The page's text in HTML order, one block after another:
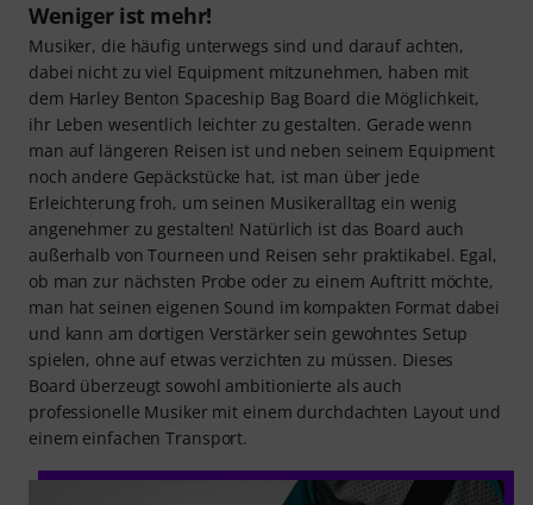
Weniger ist mehr!
Musiker, die häufig unterwegs sind und darauf achten,
dabei nicht zu viel Equipment mitzunehmen, haben mit
dem Harley Benton Spaceship Bag Board die Möglichkeit,
ihr Leben wesentlich leichter zu gestalten. Gerade wenn
man auf längeren Reisen ist und neben seinem Equipment
noch andere Gepäckstücke hat, ist man über jede
Erleichterung froh, um seinen Musikeralltag ein wenig
angenehmer zu gestalten! Natürlich ist das Board auch
außerhalb von Tourneen und Reisen sehr praktikabel. Egal,
ob man zur nächsten Probe oder zu einem Auftritt möchte,
man hat seinen eigenen Sound im kompakten Format dabei
und kann am dortigen Verstärker sein gewohntes Setup
spielen, ohne auf etwas verzichten zu müssen. Dieses
Board überzeugt sowohl ambitionierte als auch
professionelle Musiker mit einem durchdachten Layout und
einem einfachen Transport.